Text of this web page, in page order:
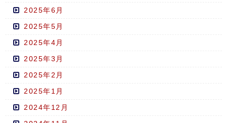
2025年6月
2025年5月
2025年4月
2025年3月
2025年2月
2025年1月
2024年12月